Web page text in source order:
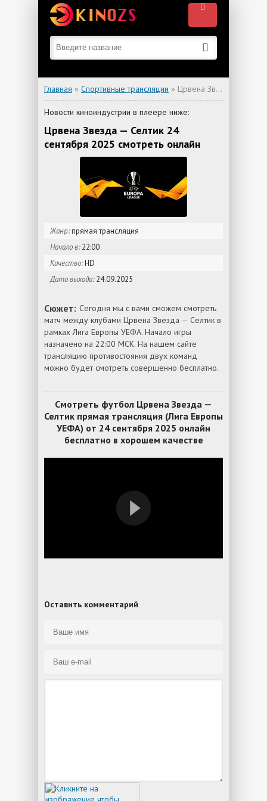
Главная » Спортивные трансляции » Црвена Звезда — Селтик
Новости киноиндустрии в плеере ниже:
Црвена Звезда — Селтик 24
сентября 2025 смотреть онлайн
Жанр:прямая трансляция
Начало в:22:00
Качество:HD
Дата выхода:24.09.2025
Сюжет: Сегодня мы с вами сможем смотреть
матч между клубами Црвена Звезда — Селтик в
рамках Лига Европы УЕФА. Начало игры
назначено на 22:00 МСК. На нашем сайте
трансляцию противостояния двух команд
можно будет смотреть совершенно бесплатно.
Смотреть футбол Црвена Звезда —
Селтик прямая трансляция (Лига Европы
УЕФА) от 24 сентября 2025 онлайн
бесплатно в хорошем качестве
Оставить комментарий